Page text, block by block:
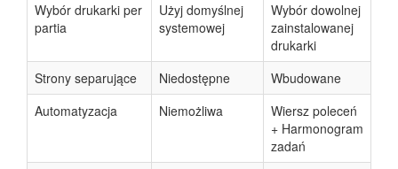
Wybór drukarki per
partia
Użyj domyślnej
systemowej
Wybór dowolnej
zainstalowanej
drukarki
Strony separujące
Niedostępne
Wbudowane
Automatyzacja
Niemożliwa
Wiersz poleceń
+ Harmonogram
zadań